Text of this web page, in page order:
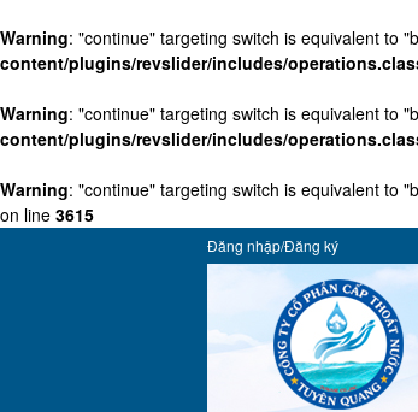
Warning: "continue" targeting switch is equivalent to
content/plugins/revslider/includes/
Warning: "continue" targeting switch is equivalent to
content/plugins/revslider/includes/
Warning: "continue" targeting switch is equivalent to
on line 3615
Đăng nhập/Đăng ký